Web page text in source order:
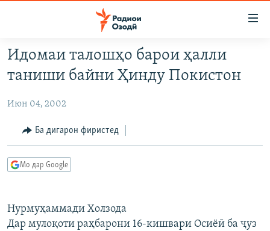
Ҷаҳиш
ба
мояи
Ҷаҳиш
феҳристи
Ҷаҳиш
ГӮШАҲО
ИҚТИСОД
ҶОМЕА
ОСИЁИ МАРКАЗӢ
МЕҲМОНИ ОЗОДӢ
РӮЗГОРИ МУҲОҶИР
САЛОМ, ХОҲАР
ҶАНГ ДАР УКРАИНА
БЛОГИСТОН
ЧАНДРАСОНАӢ
Идомаи талошҳо барои ҳалли
таниши байни Ҳинду Покистон
Июн 04, 2002
Ба дигарон фиристед
Мо дар Google
Нурмуҳаммади Холзода
Дар мулоқоти раҳбарони 16-кишвари Осиёӣ ба ҷуз